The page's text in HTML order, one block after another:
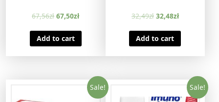
67,56zł 67,50zł
Add to cart
32,49zł 32,48zł
Add to cart
Sale! Sale!